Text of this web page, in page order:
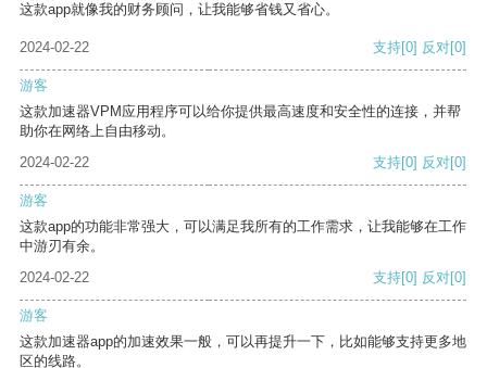
这款app就像我的财务顾问，让我能够省钱又省心。
2024-02-22 支持[0] 反对[0]
游客
这款加速器VPM应用程序可以给你提供最高速度和安全性的连接，并帮
助你在网络上自由移动。
2024-02-22
支持[0] 反对[0]
游客
这款app的功能非常强大，可以满足我所有的工作需求，让我能够在工作
中游刃有余。
2024-02-22
支持[0] 反对[0]
游客
这款加速器app的加速效果一般，可以再提升一下，比如能够支持更多地
区的线路。